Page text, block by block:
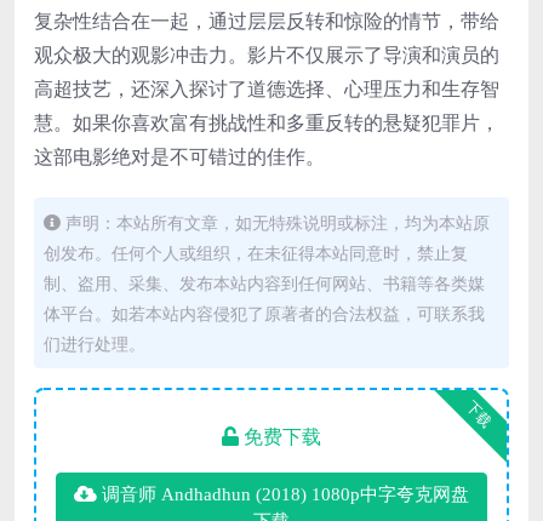
复杂性结合在一起，通过层层反转和惊险的情节，带给
观众极大的观影冲击力。影片不仅展示了导演和演员的
高超技艺，还深入探讨了道德选择、心理压力和生存智
慧。如果你喜欢富有挑战性和多重反转的悬疑犯罪片，
这部电影绝对是不可错过的佳作。
声明：本站所有文章，如无特殊说明或标注，均为本站原
创发布。任何个人或组织，在未征得本站同意时，禁止复
制、盗用、采集、发布本站内容到任何网站、书籍等各类媒
体平台。如若本站内容侵犯了原著者的合法权益，可联系我
们进行处理。
下载
免费下载
调音师 Andhadhun (2018) 1080p中字夸克网盘